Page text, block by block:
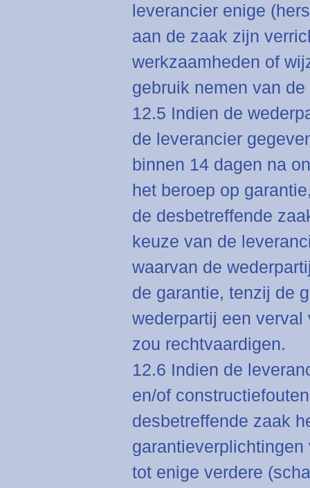
leverancier enige
aan de zaak zijn
werkzaamheden of
gebruik nemen van de
12.5 Indien de
de leverancier
binnen 14 dagen na
het beroep op
de desbetreffende
keuze van de
waarvan de
de garantie, tenzij de
wederpartij een
zou rechtvaardigen.
12.6 Indien de
en/of
desbetreffende zaak
tot enige verdere